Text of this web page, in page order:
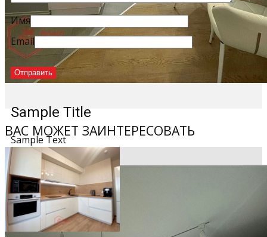
Sample Title
Sample Text
Имя
Email
ВАС МОЖЕТ ЗАИНТЕРЕСОВАТЬ